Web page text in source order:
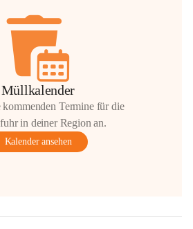
Müllkalender
kommenden Termine für die
in deiner Region an.
Kalender ansehen